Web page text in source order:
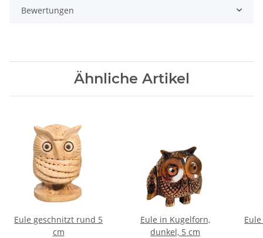
Bewertungen
Ähnliche Artikel
Eule geschnitzt rund 5
cm
Eule in Kugelforn,
dunkel, 5 cm